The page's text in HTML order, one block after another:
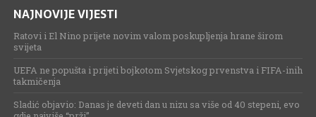
NAJNOVIJE VIJESTI
Ratovi i El Nino prijete novim valom poskupljenja hrane širom
svijeta
UEFA ne popušta i prijeti bojkotom Svjetskog prvenstva i FIFA-inih
takmičenja
Sladić objavio: Danas je deveti dan u nizu sa više od 40 stepeni, evo